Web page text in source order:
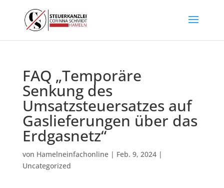
FAQ „Temporäre
Senkung des
Umsatzsteuersatzes auf
Gaslieferungen über das
Erdgasnetz“
von Hamelneinfachonline| Feb. 9, 2024|
Uncategorized